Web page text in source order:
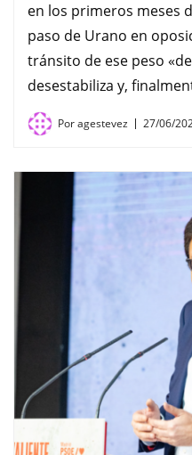
en los primeros meses
paso de Urano en
tránsito de ese peso
desestabiliza y,
Poragestevez 27/06/